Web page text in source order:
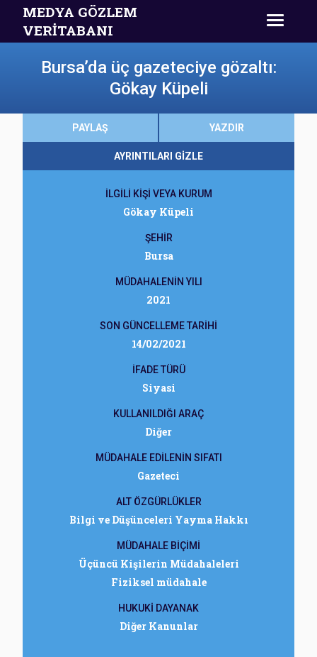
MEDYA GÖZLEM
VERİTABANI
Bursa’da üç gazeteciye gözaltı:
Gökay Küpeli
PAYLAŞ YAZDIR
AYRINTILARI GİZLE
İLGİLİ KİŞİ VEYA KURUM
Gökay Küpeli
ŞEHİR
Bursa
MÜDAHALENİN YILI
2021
SON GÜNCELLEME TARİHİ
14/02/2021
İFADE TÜRÜ
Siyasi
KULLANILDIĞI ARAÇ
Diğer
MÜDAHALE EDİLENİN SIFATI
Gazeteci
ALT ÖZGÜRLÜKLER
Bilgi ve Düşünceleri Yayma Hakkı
MÜDAHALE BİÇİMİ
Üçüncü Kişilerin Müdahaleleri
Fiziksel müdahale
HUKUKİ DAYANAK
Diğer Kanunlar